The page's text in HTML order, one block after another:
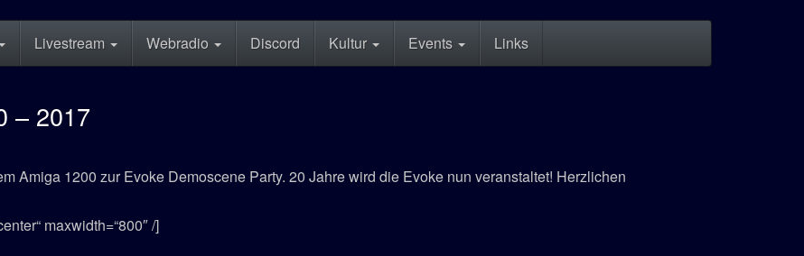
Livestream Webradio Discord Kultur Events Links
– 2017
Amiga 1200 zur Evoke Demoscene Party. 20 Jahre wird die Evoke nun veranstaltet! Herzlichen
maxwidth=“800″ /]